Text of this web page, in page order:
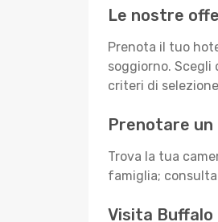
Le nostre
Prenota il tuo
soggiorno. Scegli
criteri di
Prenotare
Trova la tua
famiglia;
Visita Buffalo